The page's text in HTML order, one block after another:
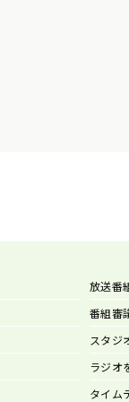
放送番
番組審
スタジ
ラジオ
タイム